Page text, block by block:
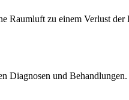
Raumluft zu einem Verlust
Diagnosen und